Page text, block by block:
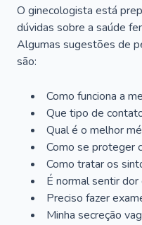
O ginecologista está
dúvidas sobre a saúde
Algumas sugestões de
são:
Como funciona a
Que tipo de
Qual é o melhor
Como se proteger
Como tratar os
É normal sentir
Preciso fazer
Minha secreção